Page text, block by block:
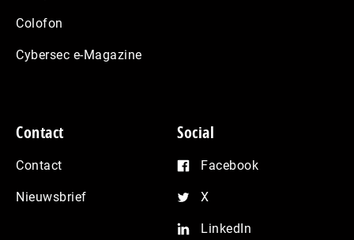
Colofon
Cybersec e-Magazine
Contact
Contact
Nieuwsbrief
Social
Facebook
X
LinkedIn